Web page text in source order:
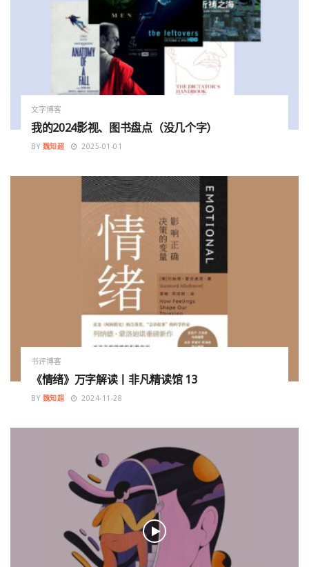
文字博客
我的2024影视、图书盘点（没几个字）
BY 魏知超 2025-01-01
书评博客
《情绪》万字解读丨非凡精读馆 13
BY 魏知超 2024-11-28